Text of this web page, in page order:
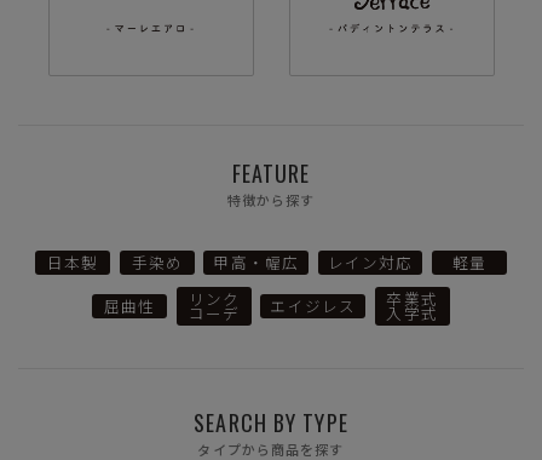
FEATURE
特徴から探す
日本製 手染め 甲高・幅広 レイン対応
軽量
屈曲性
リンク
コーデ エイジレス 卒業式
入学式
SEARCH BY TYPE
タイプから商品を探す